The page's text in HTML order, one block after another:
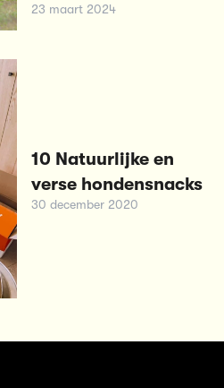
23 maart 2024
10 Natuurlijke en
verse hondensnacks
30 december 2020